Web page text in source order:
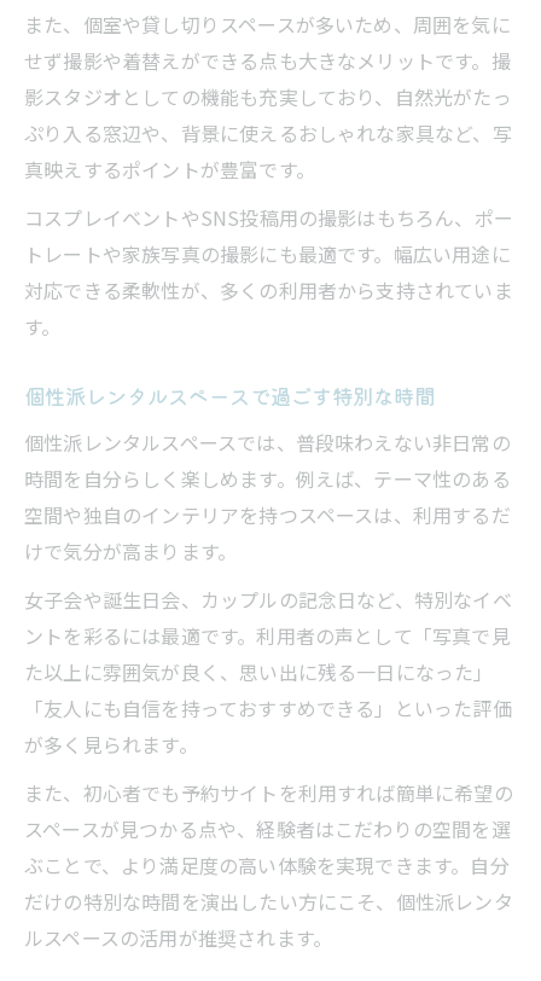
また、個室や貸し切りスペースが多いため、周囲を気に
せず撮影や着替えができる点も大きなメリットです。撮
影スタジオとしての機能も充実しており、自然光がたっ
ぷり入る窓辺や、背景に使えるおしゃれな家具など、写
真映えするポイントが豊富です。
コスプレイベントやSNS投稿用の撮影はもちろん、ポー
トレートや家族写真の撮影にも最適です。幅広い用途に
対応できる柔軟性が、多くの利用者から支持されていま
す。
個性派レンタルスペースで過ごす特別な時間
個性派レンタルスペースでは、普段味わえない非日常の
時間を自分らしく楽しめます。例えば、テーマ性のある
空間や独自のインテリアを持つスペースは、利用するだ
けで気分が高まります。
女子会や誕生日会、カップルの記念日など、特別なイベ
ントを彩るには最適です。利用者の声として「写真で見
た以上に雰囲気が良く、思い出に残る一日になった」
「友人にも自信を持っておすすめできる」といった評価
が多く見られます。
また、初心者でも予約サイトを利用すれば簡単に希望の
スペースが見つかる点や、経験者はこだわりの空間を選
ぶことで、より満足度の高い体験を実現できます。自分
だけの特別な時間を演出したい方にこそ、個性派レンタ
ルスペースの活用が推奨されます。